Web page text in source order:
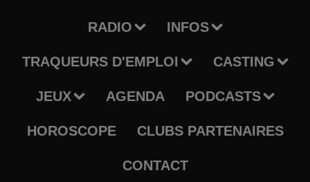
RADIO INFOS
TRAQUEURS D'EMPLOI CASTING
JEUX AGENDA PODCASTS
HOROSCOPE CLUBS PARTENAIRES
CONTACT